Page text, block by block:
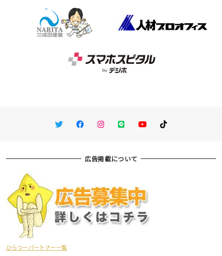
TwitterFacebookInstagram
LINE You TubeTikTok
広告掲載について
ひらつーパートナー一覧